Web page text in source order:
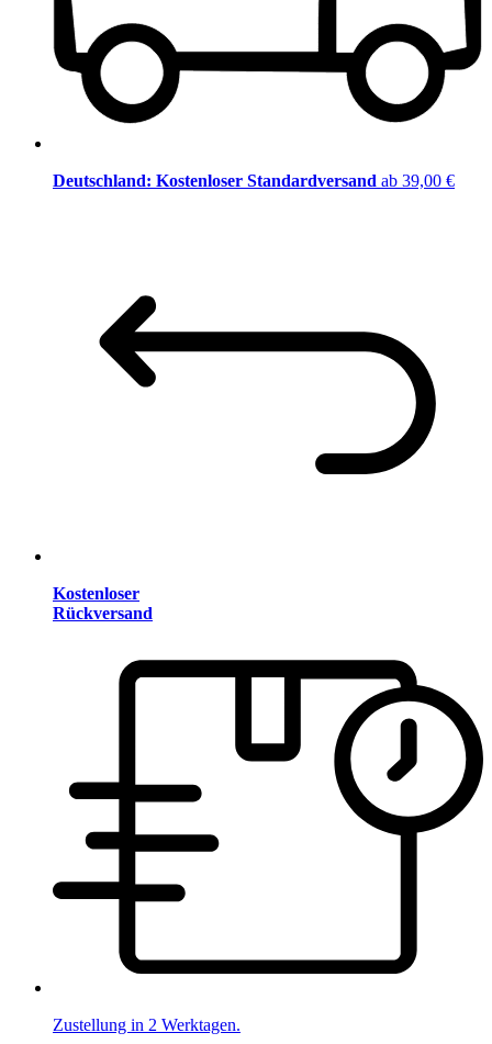
Deutschland: Kostenloser Standardversand ab 39,00 €
Kostenloser
Rückversand
Zustellung in 2 Werktagen.